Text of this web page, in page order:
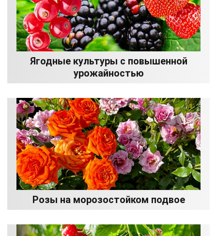
Ягодные культуры с повышенной
урожайностью
Розы на морозостойком подвое